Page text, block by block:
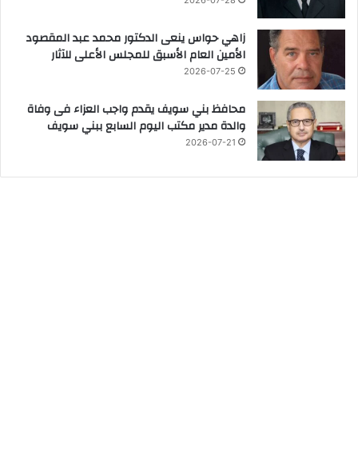
زاهي حواس ينعى الدكتور محمد عبد المقصود
الأمين العام الأسبق للمجلس الأعلى للآثار
2026-07-25
محافظ بني سويف يقدم واجب العزاء فى وفاة
والدة مدير مكتب اليوم السابع ببني سويف
2026-07-21